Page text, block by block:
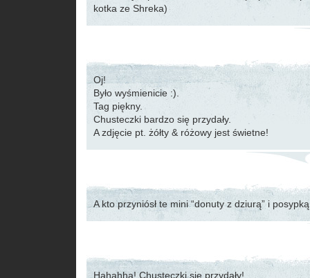
kotka ze Shreka)
Oj!
Było wyśmienicie :).
Tag piękny.
Chusteczki bardzo się przydały.
A zdjęcie pt. żółty & różowy jest świetne!
A kto przyniósł te mini “donuty z dziurą” i
Hahahha! Chusteczki się przydały!